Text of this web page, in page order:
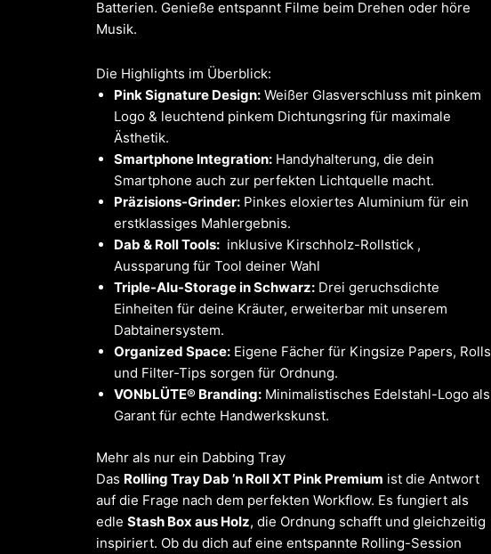
Batterien. Genieße entspannt Filme beim Drehen oder höre
Musik.
Die Highlights im Überblick:
Pink Signature Design:Weißer Glasverschluss mit pinkem
Logo & leuchtend pinkem Dichtungsring für maximale
Ästhetik.
Smartphone Integration:Handyhalterung, die dein
Smartphone auch zur perfekten Lichtquelle macht.
Präzisions-Grinder:Pinkes eloxiertes Aluminium für ein
erstklassiges Mahlergebnis.
Dab & Roll Tools:inklusive Kirschholz-Rollstick ,
Aussparung für Tool deiner Wahl
Triple-Alu-Storage in Schwarz:Drei geruchsdichte
Einheiten für deine Kräuter, erweiterbar mit unserem
Dabtainersystem.
Organized Space:Eigene Fächer für Kingsize Papers, Rolls
und Filter-Tips sorgen für Ordnung.
VONbLÜTE® Branding:Minimalistisches Edelstahl-Logo als
Garant für echte Handwerkskunst.
Mehr als nur ein Dabbing Tray
Das Rolling Tray Dab ’n Roll XT Pink Premium ist die Antwort
auf die Frage nach dem perfekten Workflow. Es fungiert als
edle Stash Box aus Holz, die Ordnung schafft und gleichzeitig
inspiriert. Ob du dich auf eine entspannte Rolling-Session